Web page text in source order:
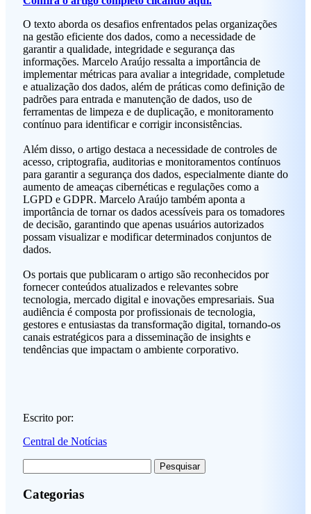
O texto aborda os desafios enfrentados pelas organizações
na gestão eficiente dos dados, como a necessidade de
garantir a qualidade, integridade e segurança das
informações. Marcelo Araújo ressalta a importância de
implementar métricas para avaliar a integridade, completude
e atualização dos dados, além de práticas como definição de
padrões para entrada e manutenção de dados, uso de
ferramentas de limpeza e de duplicação, e monitoramento
contínuo para identificar e corrigir inconsistências.
Além disso, o artigo destaca a necessidade de controles de
acesso, criptografia, auditorias e monitoramentos contínuos
para garantir a segurança dos dados, especialmente diante do
aumento de ameaças cibernéticas e regulações como a
LGPD e GDPR. Marcelo Araújo também aponta a
importância de tornar os dados acessíveis para os tomadores
de decisão, garantindo que apenas usuários autorizados
possam visualizar e modificar determinados conjuntos de
dados.
Os portais que publicaram o artigo são reconhecidos por
fornecer conteúdos atualizados e relevantes sobre
tecnologia, mercado digital e inovações empresariais. Sua
audiência é composta por profissionais de tecnologia,
gestores e entusiastas da transformação digital, tornando-os
canais estratégicos para a disseminação de insights e
tendências que impactam o ambiente corporativo.
Escrito por:
Central de Notícias
por:
Categorias